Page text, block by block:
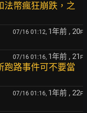
法幣瘋狂崩跌，之
07/16 01:12, 1年前 , 20F
07/16 01:16, 1年前 , 21 F
跑路事件可不要當
07/16 01:16, 1年前 , 22F